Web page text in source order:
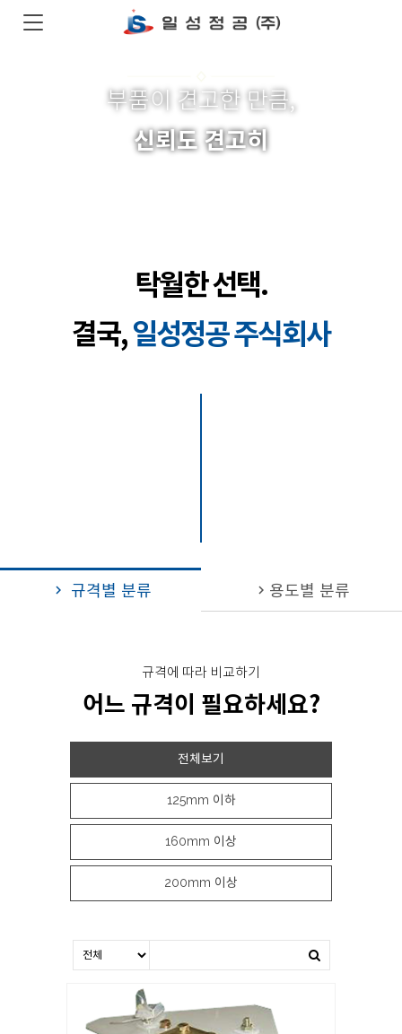
부품이 견고한 만큼,
신뢰도 견고히
탁월한 선택.
결국,일성정공 주식회사
chevron_right 규격별 분류 chevron_right 용도별 분류
규격에 따라 비교하기
어느 규격이 필요하세요?
전체보기
125mm 이하
160mm 이상
200mm 이상